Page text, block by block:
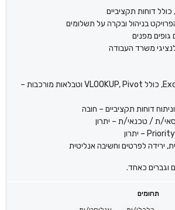
דוחות תקציביים
בניהול ובקרה על תשלומים
מפנים
משרד העבודה
• שליטה גבוהה ב-Excel, כולל VLOOKUP, Pivot וטבלאות מורכבות –
דוחות תקציביים – חובה
ת / טכנאי/ת – יתרון
ירידה לפרטים וחשיבה אנליטית
וגברים כאחד.
תחומים